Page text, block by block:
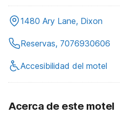
1480 Ary Lane, Dixon
Reservas, 7076930606
Accesibilidad del motel
Acerca de este motel